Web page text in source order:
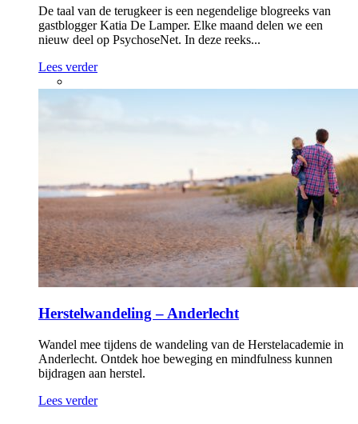
De taal van de terugkeer is een negendelige blogreeks van
gastblogger Katia De Lamper. Elke maand delen we een
nieuw deel op PsychoseNet. In deze reeks...
Lees verder
Herstelwandeling – Anderlecht
Wandel mee tijdens de wandeling van de Herstelacademie in
Anderlecht. Ontdek hoe beweging en mindfulness kunnen
bijdragen aan herstel.
Lees verder